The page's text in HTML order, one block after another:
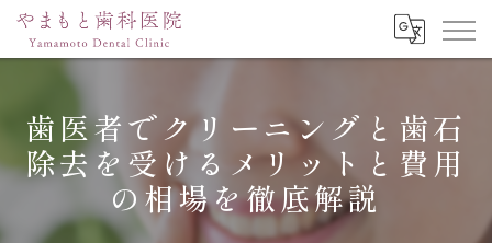
歯医者でクリーニングと歯石
除去を受けるメリットと費用
の相場を徹底解説